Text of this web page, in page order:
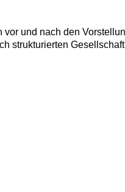
und nach den
strukturierten